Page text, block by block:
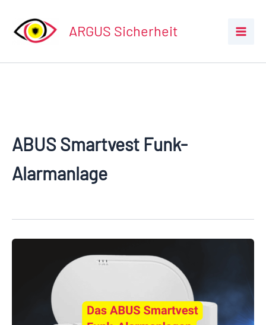
Inhalt
springen
ARGUS Sicherheit
ABUS Smartvest Funk-
Alarmanlage
Smartvest
Alarmanlage
Basis-